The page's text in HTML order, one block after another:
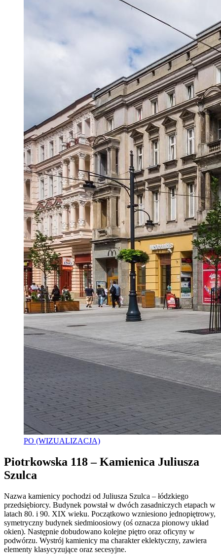
PO (WIZUALIZACJA)
Piotrkowska 118 – Kamienica Juliusza
Szulca
Nazwa kamienicy pochodzi od Juliusza Szulca – łódzkiego
przedsiębiorcy. Budynek powstał w dwóch zasadniczych etapach w
latach 80. i 90. XIX wieku. Początkowo wzniesiono jednopiętrowy,
symetryczny budynek siedmioosiowy (oś oznacza pionowy układ
okien). Następnie dobudowano kolejne piętro oraz oficyny w
podwórzu. Wystrój kamienicy ma charakter eklektyczny, zawiera
elementy klasycyzujące oraz secesyjne.